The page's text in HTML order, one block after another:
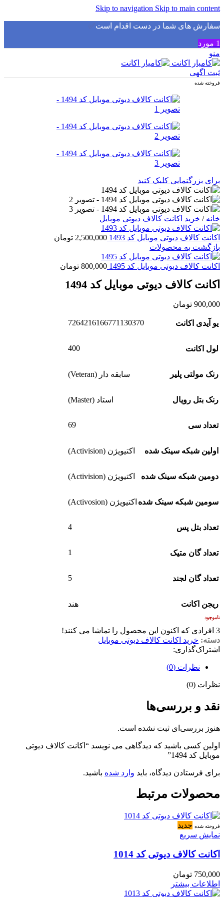
Skip to navigation Skip to main content
سفارش های شما در دست اقدام است✅
1 مورد
منو
ثبت اگهی
فروخته شده
برای بزرگنمایی کلیک کنید
خانه/ خرید اکانت کالاف دیوتی موبایل
اکانت کالاف دیوتی موبایل کد 1493 2,500,000 تومان
بازگشت به محصولات
اکانت کالاف دیوتی موبایل کد 1495 800,000 تومان
اکانت کالاف دیوتی موبایل کد 1494
900,000 تومان
یو آیدی اکانت 7264216166771130370
لول اکانت 400
رنک مولتی پلیر سابقه دار (Veteran)
رنک بتل رویال استاد (Master)
تعداد سی 69
اولین شبکه سینک شده اکتیویژن (Activision)
دومین شبکه سینک شده اکتیویژن (Activision)
سومین شبکه سینک شده اکتیویژن (Activosion)
تعداد بتل پس 4
تعداد گان متیک 1
تعداد گان لجند 5
ریجن اکانت هند
ناموجود
3 افرادی که اکنون این محصول را تماشا می کنند!
دسته: خرید اکانت کالاف دیوتی موبایل
اشتراک‌گذاری:
نظرات (0)
نظرات (0)
نقد و بررسی‌ها
هنوز بررسی‌ای ثبت نشده است.
اولین کسی باشید که دیدگاهی می نویسد “اکانت کالاف دیوتی
موبایل کد 1494”
برای فرستادن دیدگاه، باید وارد شده باشید.
محصولات مرتبط
فروخته شده جدید
نمایش سریع
اکانت کالاف دیوتی کد 1014
750,000 تومان
اطلاعات بیشتر